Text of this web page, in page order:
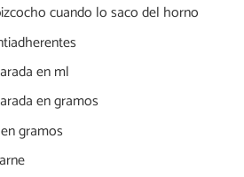
cuando lo saco del horno
en ml
en gramos
gramos